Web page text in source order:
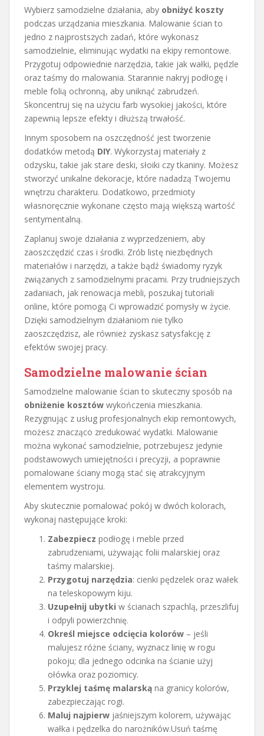
Wybierz samodzielne działania, aby obniżyć koszty
podczas urządzania mieszkania. Malowanie ścian to
jedno z najprostszych zadań, które wykonasz
samodzielnie, eliminując wydatki na ekipy remontowe.
Przygotuj odpowiednie narzędzia, takie jak wałki, pędzle
oraz taśmy do malowania. Starannie nakryj podłogę i
meble folią ochronną, aby uniknąć zabrudzeń.
Skoncentruj się na użyciu farb wysokiej jakości, które
zapewnią lepsze efekty i dłuższą trwałość.
Innym sposobem na oszczędność jest tworzenie
dodatków metodą DIY. Wykorzystaj materiały z
odzysku, takie jak stare deski, słoiki czy tkaniny. Możesz
stworzyć unikalne dekoracje, które nadadzą Twojemu
wnętrzu charakteru. Dodatkowo, przedmioty
własnoręcznie wykonane często mają większą wartość
sentymentalną.
Zaplanuj swoje działania z wyprzedzeniem, aby
zaoszczędzić czas i środki. Zrób listę niezbędnych
materiałów i narzędzi, a także bądź świadomy ryzyk
związanych z samodzielnymi pracami. Przy trudniejszych
zadaniach, jak renowacja mebli, poszukaj tutoriali
online, które pomogą Ci wprowadzić pomysły w życie.
Dzięki samodzielnym działaniom nie tylko
zaoszczędzisz, ale również zyskasz satysfakcję z
efektów swojej pracy.
Samodzielne malowanie ścian
Samodzielne malowanie ścian to skuteczny sposób na
obniżenie kosztów wykończenia mieszkania.
Rezygnując z usług profesjonalnych ekip remontowych,
możesz znacząco zredukować wydatki. Malowanie
można wykonać samodzielnie, potrzebujesz jedynie
podstawowych umiejętności i precyzji, a poprawnie
pomalowane ściany mogą stać się atrakcyjnym
elementem wystroju.
Aby skutecznie pomalować pokój w dwóch kolorach,
wykonaj następujące kroki:
Zabezpiecz podłogę i meble przed
zabrudzeniami, używając folii malarskiej oraz
taśmy malarskiej.
Przygotuj narzędzia: cienki pędzelek oraz wałek
na teleskopowym kiju.
Uzupełnij ubytki w ścianach szpachlą, przeszlifuj
i odpyli powierzchnię.
Określ miejsce odcięcia kolorów – jeśli
malujesz różne ściany, wyznacz linię w rogu
pokoju; dla jednego odcinka na ścianie użyj
ołówka oraz poziomicy.
Przyklej taśmę malarską na granicy kolorów,
zabezpieczając rogi.
Maluj najpierw jaśniejszym kolorem, używając
wałka i pędzelka do narożników.Usuń taśmę